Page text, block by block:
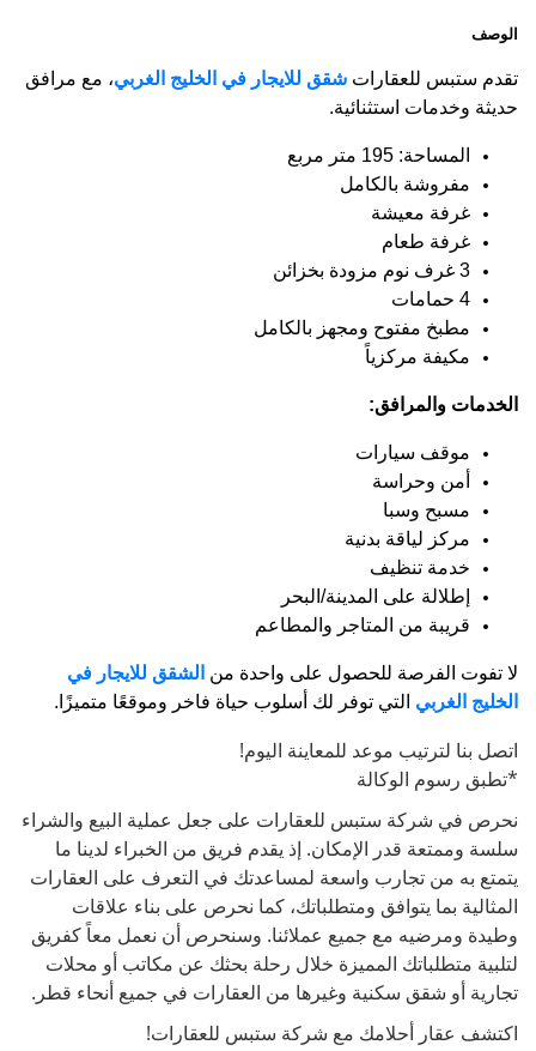
الوصف
تقدم ستبس للعقارات شقق للايجار في الخليج الغربي، مع مرافق
حديثة وخدمات استثنائية.
المساحة: 195 متر مربع
مفروشة بالكامل
غرفة معيشة
غرفة طعام
3 غرف نوم مزودة بخزائن
4 حمامات
مطبخ مفتوح ومجهز بالكامل
مكيفة مركزياً
الخدمات والمرافق:
موقف سيارات
أمن وحراسة
مسبح وسبا
مركز لياقة بدنية
خدمة تنظيف
إطلالة على المدينة/البحر
قريبة من المتاجر والمطاعم
لا تفوت الفرصة للحصول على واحدة من الشقق للايجار في
الخليج الغربي التي توفر لك أسلوب حياة فاخر وموقعًا متميزًا.
اتصل بنا لترتيب موعد للمعاينة اليوم!
*تطبق رسوم الوكالة
نحرص في شركة ستبس للعقارات على جعل عملية البيع والشراء
سلسة وممتعة قدر الإمكان. إذ يقدم فريق من الخبراء لدينا ما
يتمتع به من تجارب واسعة لمساعدتك في التعرف على العقارات
المثالية بما يتوافق ومتطلباتك، كما نحرص على بناء علاقات
وطيدة ومرضيه مع جميع عملائنا. وسنحرص أن نعمل معاً كفريق
لتلبية متطلباتك المميزة خلال رحلة بحثك عن مكاتب أو محلات
تجارية أو شقق سكنية وغيرها من العقارات في جميع أنحاء قطر.
اكتشف عقار أحلامك مع شركة ستبس للعقارات!